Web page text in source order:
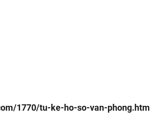
1770/tu-ke-ho-so-van-phong.html